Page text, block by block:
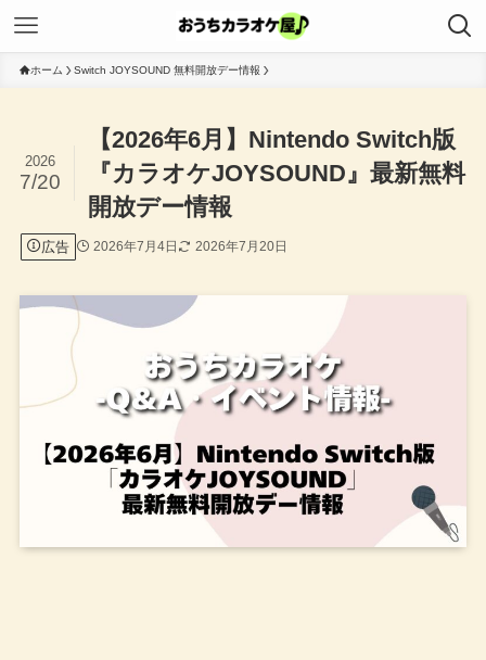
ホーム Switch JOYSOUND 無料開放デー情報
【2026年6月】Nintendo Switch版
『カラオケJOYSOUND』最新無料
開放デー情報
2026
7/20
広告 2026年7月4日 2026年7月20日